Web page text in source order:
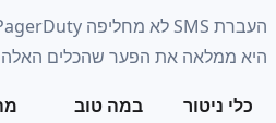
את הפער שהכלים האלה לא יכולים:
במה טוב
מה העברת SMS מוסיפה